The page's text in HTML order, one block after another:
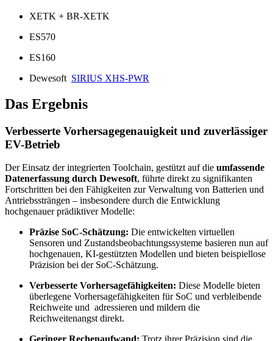
XETK + BR-XETK
ES570
ES160
Dewesoft SIRIUS XHS-PWR
Das Ergebnis
Verbesserte Vorhersagegenauigkeit und zuverlässiger
EV-Betrieb
Der Einsatz der integrierten Toolchain, gestützt auf die umfassende
Datenerfassung durch Dewesoft, führte direkt zu signifikanten
Fortschritten bei den Fähigkeiten zur Verwaltung von Batterien und
Antriebssträngen – insbesondere durch die Entwicklung
hochgenauer prädiktiver Modelle:
Präzise SoC-Schätzung: Die entwickelten virtuellen
Sensoren und Zustandsbeobachtungssysteme basieren nun auf
hochgenauen, KI-gestützten Modellen und bieten beispiellose
Präzision bei der SoC-Schätzung.
Verbesserte Vorhersagefähigkeiten: Diese Modelle bieten
überlegene Vorhersagefähigkeiten für SoC und verbleibende
Reichweite und adressieren und mildern die
Reichweitenangst direkt.